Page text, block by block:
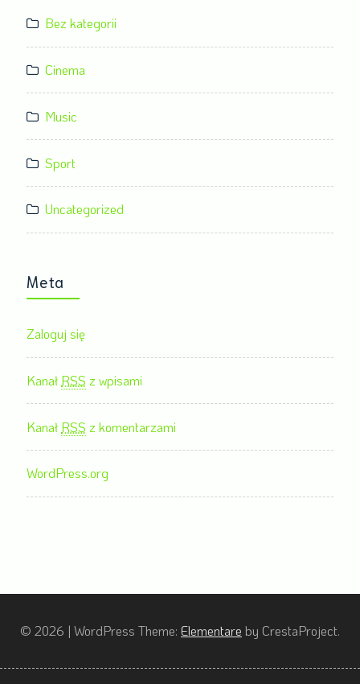
Bez kategorii
Cinema
Music
Sport
Uncategorized
Meta
Zaloguj się
Kanał RSS z wpisami
Kanał RSS z komentarzami
WordPress.org
© 2026 | WordPress Theme: Elementare by CrestaProject.